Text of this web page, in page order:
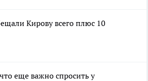
Кирову всего плюс 10
еще важно спросить у